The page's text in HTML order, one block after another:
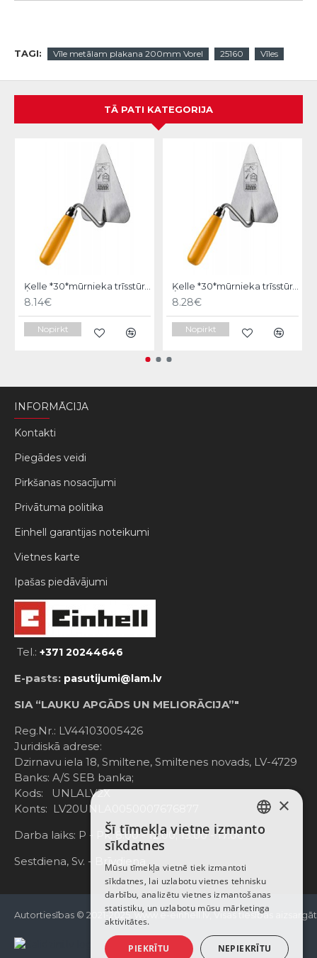
TAGI: Vīle metālam plakana 200mm Vorel 25160 Vīles
TĀ PATI KATEGORIJA
Ķelle *30*mūrnieka trīsstūra 18cm, Hardy
8.14€
Nopirkt
Ķelle *30*mūrnieka trīsstūra 20cm, Hardy
8.28€
Nopirkt
INFORMĀCIJA
Kontakti
Piegādes veidi
Pirkšanas nosacījumi
Privātuma politika
Einhell garantijas noteikumi
Vietnes karte
Ipašas piedāvājumi
Tel.: +371 20244646
E-pasts: pasutijumi@lam.lv
SIA “LAUKU APGĀDS UN MELIORĀCIJA”"
Reg.Nr.: LV44103005426
Juridiskā adrese:
Dzirnavu iela 18, Smiltene, Smiltenes novads, LV-4729
Banks: A/S SEB banka;
Kods: UNLALV2X
Konts: LV20UNLA0050007676877
Darba laiks: P - Pk. 8:00 - 12:00; 13:00 - 17:00
Sestdiena, Sv. - Brīvdiena
Autortiesības © 2021-2025, www.e-einhell.lv, Visas tiesības
LATVIAN
ENGLISH
×
Šī tīmekļa vietne izmanto
sīkdatnes
Mūsu tīmekļa vietnē tiek izmantoti
sīkdatnes, lai uzlabotu vietnes tehnisku
darbību, analizētu vietnes izmantošanas
statistiku, un uzlabotu mūsu mārketinga
aktivitātes.
PIEKRĪTU NEPIEKRĪTU